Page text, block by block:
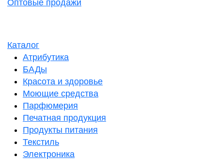
Оптовые продажи
Каталог
Атрибутика
БАДы
Красота и здоровье
Моющие средства
Парфюмерия
Печатная продукция
Продукты питания
Текстиль
Электроника